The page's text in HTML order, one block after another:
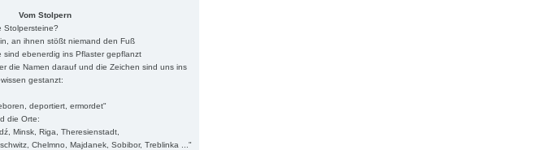
Vom Stolpern
Stolpersteine?
an ihnen stößt niemand den Fuß
sind ebenerdig ins Pflaster gepflanzt
die Namen darauf und die Zeichen sind uns ins
gestanzt:
deportiert, ermordet"
die Orte:
Minsk, Riga, Theresienstadt,
Chelmno, Majdanek, Sobibor, Treblinka ..."